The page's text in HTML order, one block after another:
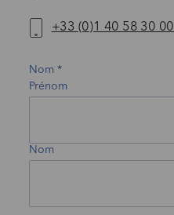
+33 (0)1 40 58 30 00
Nom
Prénom
Nom